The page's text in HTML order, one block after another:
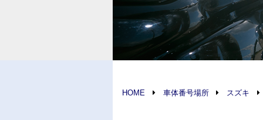
HOME 車体番号場所 スズキ